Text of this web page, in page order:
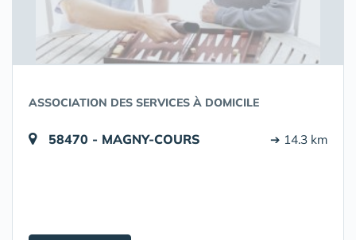
ASSOCIATION DES SERVICES À DOMICILE
58470 - MAGNY-COURS ➔ 14.3 km